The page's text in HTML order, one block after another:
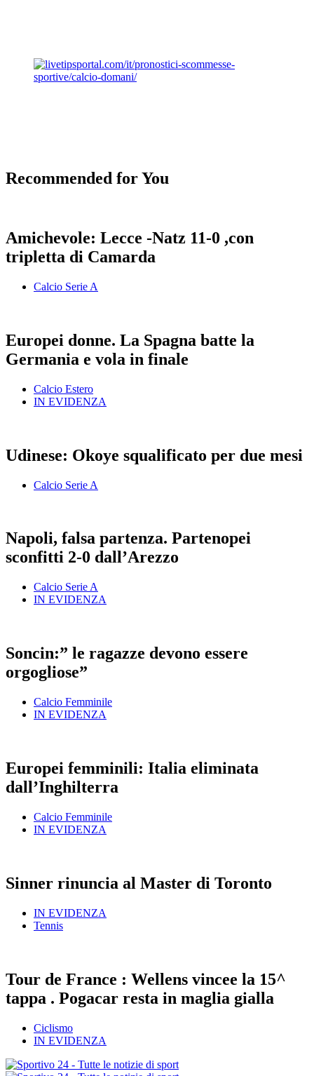
Recommended for You
Amichevole: Lecce -Natz 11-0 ,con
tripletta di Camarda
Calcio Serie A
Europei donne. La Spagna batte la
Germania e vola in finale
Calcio Estero
IN EVIDENZA
Udinese: Okoye squalificato per due mesi
Calcio Serie A
Napoli, falsa partenza. Partenopei
sconfitti 2-0 dall’Arezzo
Calcio Serie A
IN EVIDENZA
Soncin:” le ragazze devono essere
orgogliose”
Calcio Femminile
IN EVIDENZA
Europei femminili: Italia eliminata
dall’Inghilterra
Calcio Femminile
IN EVIDENZA
Sinner rinuncia al Master di Toronto
IN EVIDENZA
Tennis
Tour de France : Wellens vincee la 15^
tappa . Pogacar resta in maglia gialla
Ciclismo
IN EVIDENZA